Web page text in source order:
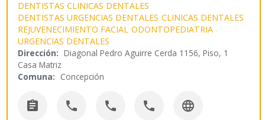
DENTISTAS CLINICAS DENTALES
DENTISTAS URGENCIAS DENTALES CLINICAS DENTALES
REJUVENECIMIENTO FACIAL ODONTOPEDIATRIA
URGENCIAS DENTALES
Dirección: Diagonal Pedro Aguirre Cerda 1156, Piso, 1
Casa Matriz
Comuna: Concepción
    